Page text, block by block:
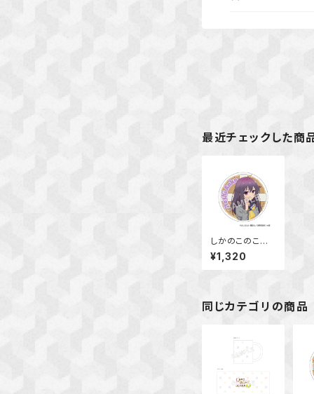
最近チェックした商
しかのこのこの
ここしたんたん
アクリルコースタ
ー 虎視 餡子
¥1,320
同じカテゴリの商品